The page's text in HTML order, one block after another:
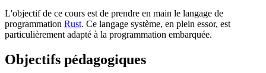
L'objectif de ce cours est de prendre en main le langage de
programmation Rust. Ce langage système, en plein essor, est
particulièrement adapté à la programmation embarquée.
Objectifs pédagogiques